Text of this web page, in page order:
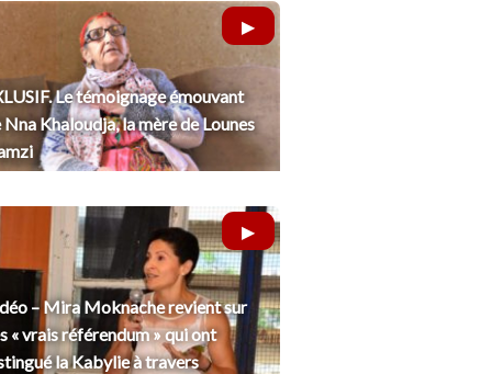
Le témoignage émouvant
Nna Khaloudja, la mère de Lounes
– Mira Moknache revient sur
« vrais référendum » qui ont
la Kabylie à travers